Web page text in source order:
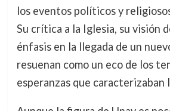
los eventos políticos y
Su crítica a la Iglesia, su visión
énfasis en la llegada de un
resuenan como un eco de los
esperanzas que caracterizaban